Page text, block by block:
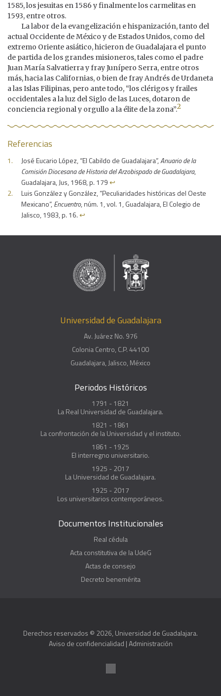
1585, los jesuitas en 1586 y finalmente los carmelitas en
1593, entre otros.
La labor de la evangelización e hispanización, tanto del
actual Occidente de México y de Estados Unidos, como del
extremo Oriente asiático, hicieron de Guadalajara el punto
de partida de los grandes misioneros, tales como el padre
Juan María Salvatierra y fray Junípero Serra, entre otros
más, hacia las Californias, o bien de fray Andrés de Urdaneta
a las Islas Filipinas, pero ante todo, “los clérigos y frailes
occidentales a la luz del Siglo de las Luces, dotaron de
conciencia regional y orgullo a la élite de la zona”.2
Referencias
José Eucario López, “El Cabildo de Guadalajara”,Anuario de la
Comisión Diocesana de Historia del Arzobispado de Guadalajara,
Guadalajara, Jus, 1968, p. 179↩︎
Luis González y González, “Peculiaridades históricas del Oeste
Mexicano”,Encuentro, núm. 1, vol. 1, Guadalajara, El Colegio de
Jalisco, 1983, p. 16.↩︎
Universidad de Guadalajara
Av. Juárez No. 976
Colonia Centro, C.P. 44100
Guadalajara, Jalisco, México
Periodos Históricos
1791 - 1821
La Real Universidad de Guadalajara.
1821 - 1861
La confrontación de la Universidad y el instituto.
1861 - 1925
El interregno universitario.
1925 - 2017
La Universidad de Guadalajara.
1925 - 2017
Los universitarios contemporáneos.
Documentos Institucionales
Real cédula
Acta constitutiva de la UdeG
Actas de consejo
Decreto benemérita
Derechos reservados © 2026, Universidad de Guadalajara.
Aviso de confidencialidad |Administración